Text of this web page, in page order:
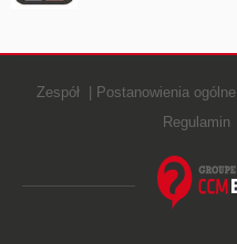
Zespół Postanowienia ogólne
Regulamin